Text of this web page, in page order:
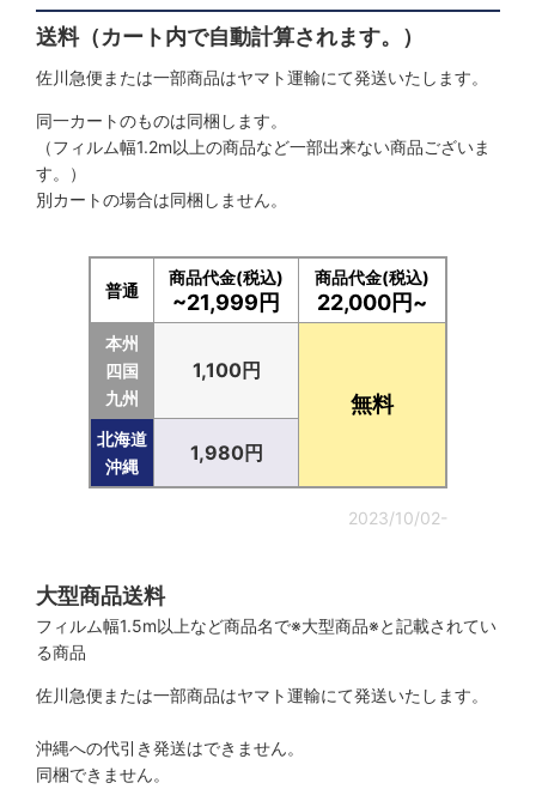
送料（カート内で自動計算されます。）
佐川急便または一部商品はヤマト運輸にて発送いたします。
同一カートのものは同梱します。
（フィルム幅1.2m以上の商品など一部出来ない商品ございま
す。）
別カートの場合は同梱しません。
普通
商品代金(税込)
~21,999円
商品代金(税込)
22,000円~
本州
四国
九州
1,100円
無料
北海道
沖縄
1,980円
2023/10/02-
大型商品送料
フィルム幅1.5m以上など商品名で※大型商品※と記載されてい
る商品
佐川急便または一部商品はヤマト運輸にて発送いたします。
沖縄への代引き発送はできません。
同梱できません。